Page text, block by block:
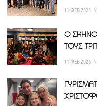
11 ΦΕΒ 2026
Ο
ΤΟΥΣ
11 ΦΕΒ 2026